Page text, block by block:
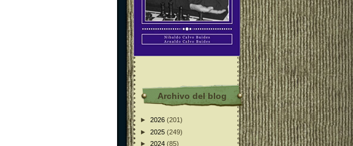
Archivo del blog
► 2026 (201)
► 2025 (249)
► 2024 (85)